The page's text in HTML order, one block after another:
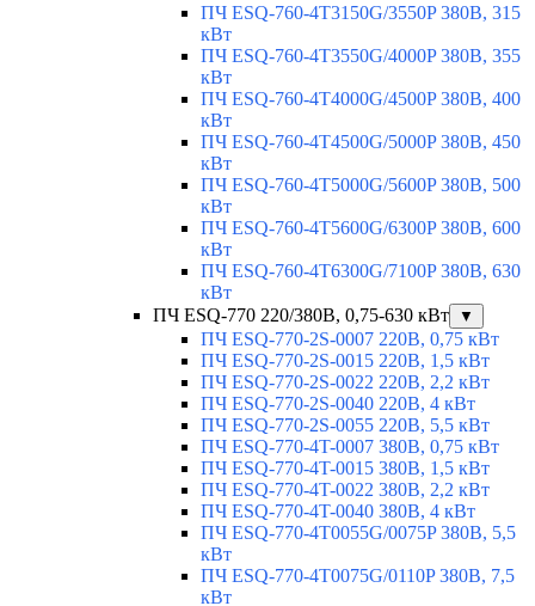
ПЧ ESQ-760-4T3150G/3550P 380В, 315
кВт
ПЧ ESQ-760-4T3550G/4000P 380В, 355
кВт
ПЧ ESQ-760-4T4000G/4500P 380В, 400
кВт
ПЧ ESQ-760-4T4500G/5000P 380В, 450
кВт
ПЧ ESQ-760-4T5000G/5600P 380В, 500
кВт
ПЧ ESQ-760-4T5600G/6300P 380В, 600
кВт
ПЧ ESQ-760-4T6300G/7100P 380В, 630
кВт
ПЧ ESQ-770 220/380В, 0,75-630 кВт
▼
ПЧ ESQ-770-2S-0007 220В, 0,75 кВт
ПЧ ESQ-770-2S-0015 220В, 1,5 кВт
ПЧ ESQ-770-2S-0022 220В, 2,2 кВт
ПЧ ESQ-770-2S-0040 220В, 4 кВт
ПЧ ESQ-770-2S-0055 220В, 5,5 кВт
ПЧ ESQ-770-4T-0007 380В, 0,75 кВт
ПЧ ESQ-770-4T-0015 380В, 1,5 кВт
ПЧ ESQ-770-4T-0022 380В, 2,2 кВт
ПЧ ESQ-770-4T-0040 380В, 4 кВт
ПЧ ESQ-770-4T0055G/0075P 380В, 5,5
кВт
ПЧ ESQ-770-4T0075G/0110P 380В, 7,5
кВт